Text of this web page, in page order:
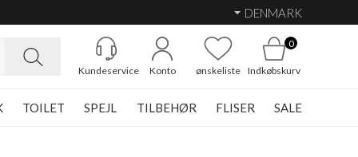
DENMARK
Kundeservice Konto ønskeliste
0
Indkøbskurv
TOILET SPEJL TILBEHØR FLISER SALE